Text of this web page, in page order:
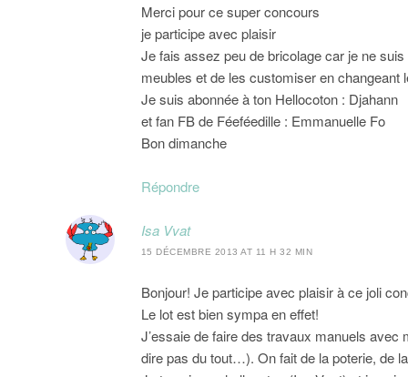
Merci pour ce super concours
je participe avec plaisir
Je fais assez peu de bricolage car je ne
meubles et de les customiser en changeant
Je suis abonnée à ton Hellocoton : Djahann
et fan FB de Féeféedille : Emmanuelle Fo
Bon dimanche
Répondre
Isa Vvat
15 DÉCEMBRE 2013 AT 11 H 32 MIN
Bonjour! Je participe avec plaisir à ce joli
Le lot est bien sympa en effet!
J’essaie de faire des travaux manuels avec
dire pas du tout…). On fait de la poterie, de